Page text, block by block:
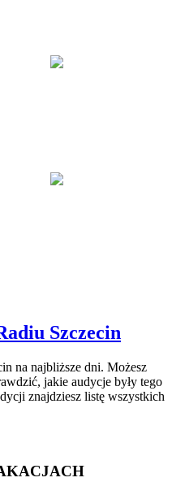
Szczecin
na najbliższe dni. Możesz
jakie audycje były tego
znajdziesz listę wszystkich